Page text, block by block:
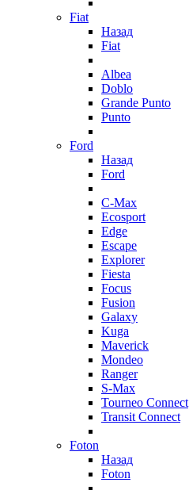
Fiat
Назад
Fiat
Albea
Doblo
Grande Punto
Punto
Ford
Назад
Ford
C-Max
Ecosport
Edge
Escape
Explorer
Fiesta
Focus
Fusion
Galaxy
Kuga
Maverick
Mondeo
Ranger
S-Max
Tourneo Connect
Transit Connect
Foton
Назад
Foton